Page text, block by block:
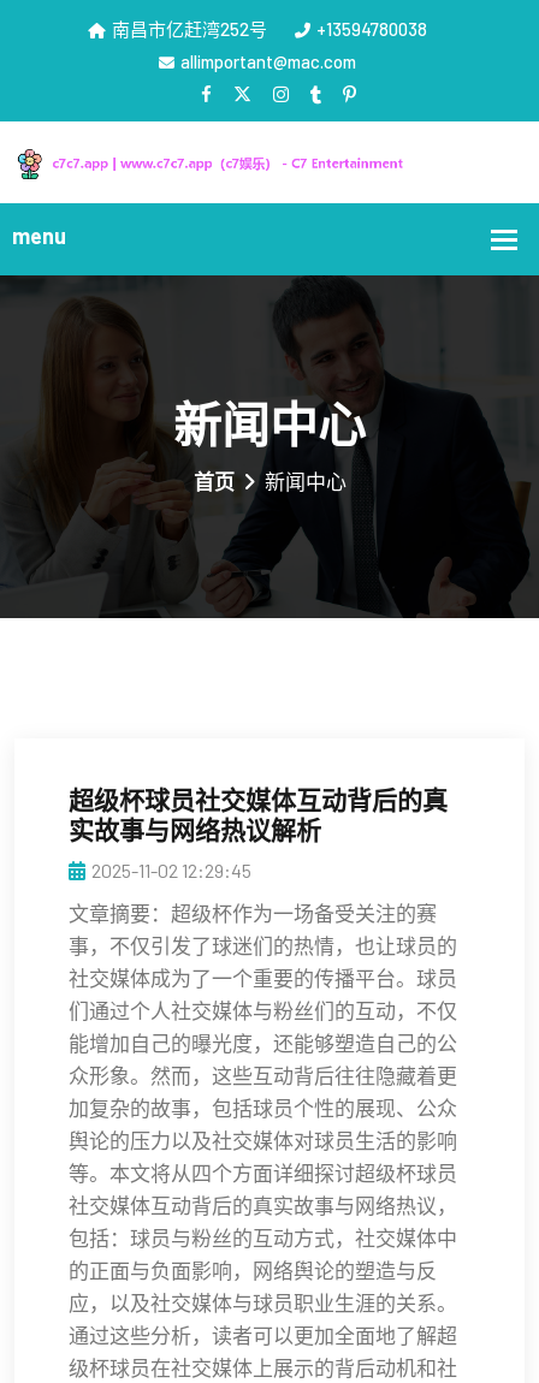
南昌市亿赶湾252号
+13594780038
allimportant@mac.com
新闻中心
首页 新闻中心
超级杯球员社交媒体互动背后的真
实故事与网络热议解析
2025-11-02 12:29:45
文章摘要：超级杯作为一场备受关注的赛
事，不仅引发了球迷们的热情，也让球员的
社交媒体成为了一个重要的传播平台。球员
们通过个人社交媒体与粉丝们的互动，不仅
能增加自己的曝光度，还能够塑造自己的公
众形象。然而，这些互动背后往往隐藏着更
加复杂的故事，包括球员个性的展现、公众
舆论的压力以及社交媒体对球员生活的影响
等。本文将从四个方面详细探讨超级杯球员
社交媒体互动背后的真实故事与网络热议，
包括：球员与粉丝的互动方式，社交媒体中
的正面与负面影响，网络舆论的塑造与反
应，以及社交媒体与球员职业生涯的关系。
通过这些分析，读者可以更加全面地了解超
级杯球员在社交媒体上展示的背后动机和社